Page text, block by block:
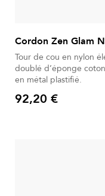
Cordon Zen Glam
Tour de cou en nylon
doublé d’éponge
en métal plastifié.
Prix
92,20 €